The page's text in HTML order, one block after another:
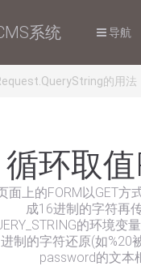
系统 导航
的用法
循环取
面上的FORM以GET
成16进制的字符再
的环境
进制的字符还原(如%20
password的文本